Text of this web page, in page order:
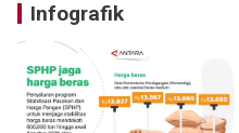
Infografik